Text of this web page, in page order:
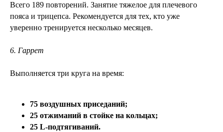
Всего 189 повторений. Занятие тяжелое для плечевого
пояса и трицепса. Рекомендуется для тех, кто уже
уверенно тренируется несколько месяцев.
6. Гаррет
Выполняется три круга на время:
75 воздушных приседаний;
25 отжиманий в стойке на кольцах;
25 L-подтягиваний.